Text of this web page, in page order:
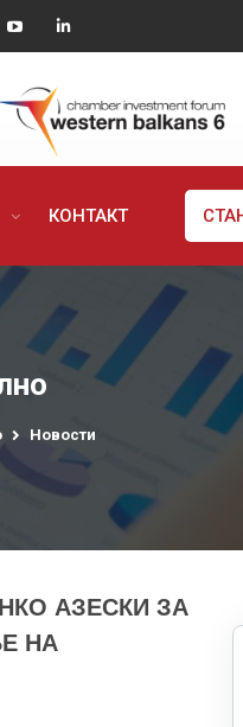
КОНТАКТ
Новости
АЗЕСКИ ЗА
НА